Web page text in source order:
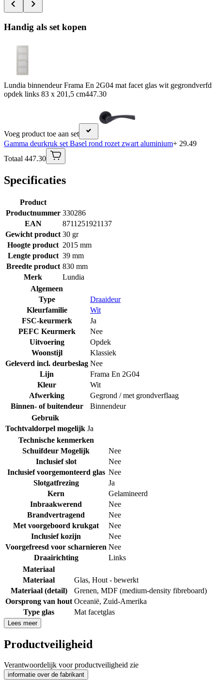
Handig als set kopen
Lundia binnendeur Frama En 2G04 mat facet glas wit gegrondverfd
opdek links 83 x 201,5 cm447.30
Voeg product toe aan set
Gamma deurkruk set Basel rond rozet zwart aluminium+ 29.49
Totaal 447.30
Specificaties
Product
Productnummer 330286
EAN
8711251921137
Gewicht product 30 gr
Hoogte product 2015 mm
Lengte product 39 mm
Breedte product 830 mm
Merk
Lundia
Algemeen
Type
Draaideur
Kleurfamilie
Wit
FSC-keurmerk
Ja
PEFC Keurmerk
Nee
Uitvoering
Opdek
Woonstijl
Klassiek
Geleverd incl. deurbeslag Nee
Lijn
Frama En 2G04
Kleur
Wit
Afwerking
Gegrond / met grondverflaag
Binnen- of buitendeur
Binnendeur
Gebruik
Tochtvaldorpel mogelijk Ja
Technische kenmerken
Schuifdeur Mogelijk
Nee
Inclusief slot
Nee
Inclusief voorgemonteerd glas Nee
Slotgatfrezing
Ja
Kern
Gelamineerd
Inbraakwerend
Nee
Brandvertragend
Nee
Met voorgeboord krukgat
Nee
Inclusief kozijn
Nee
Voorgefreesd voor scharnieren Nee
Draairichting
Links
Materiaal
Materiaal
Glas, Hout - bewerkt
Materiaal (detail)
Grenen, MDF (medium-density fibreboard)
Oorsprong van hout Oceanië, Zuid-Amerika
Type glas
Mat facetglas
Lees meer
Productveiligheid
Verantwoordelijk voor productveiligheid zie
informatie over de fabrikant